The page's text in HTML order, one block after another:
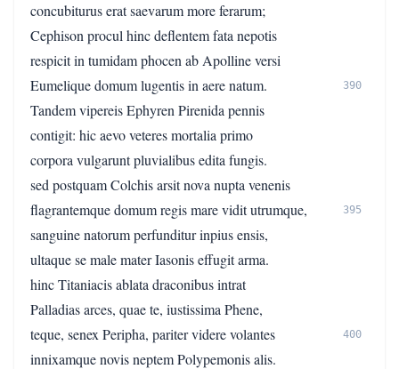
concubiturus erat saevarum more ferarum;
Cephison procul hinc deflentem fata nepotis
respicit in tumidam phocen ab Apolline versi
Eumelique domum lugentis in aere natum.
390
Tandem vipereis Ephyren Pirenida pennis
contigit: hic aevo veteres mortalia primo
corpora vulgarunt pluvialibus edita fungis.
sed postquam Colchis arsit nova nupta venenis
flagrantemque domum regis mare vidit utrumque,
395
sanguine natorum perfunditur inpius ensis,
ultaque se male mater Iasonis effugit arma.
hinc Titaniacis ablata draconibus intrat
Palladias arces, quae te, iustissima Phene,
teque, senex Peripha, pariter videre volantes
400
innixamque novis neptem Polypemonis alis.